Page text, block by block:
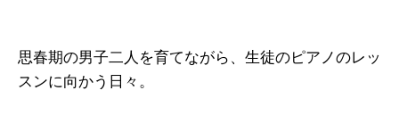
思春期の男子二人を育てながら、生徒のピアノのレッ
スンに向かう日々。